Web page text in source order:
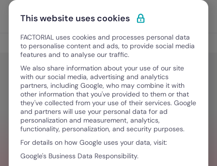
Ir al contenido
Pedir una demo
Gestión del Talento
Gestión del Talento
Contrato a tiempo parcial ¿qué
aspectos debes considerar desde
RR.HH.?
April 24, 2023·10 minutos de lectura
This website uses cookies
FACTORIAL uses cookies and processes personal data
to personalise content and ads, to provide social media
features and to analyse our traffic.
We also share information about your use of our site
with our social media, advertising and analytics
partners, including Google, who may combine it with
other information that you've provided to them or that
they've collected from your use of their services. Google
and partners will use your personal data for ad
personalization and measurement, analytics,
functionality, personalization, and security purposes.
For details on how Google uses your data, visit:
Google's Business Data Responsibility.